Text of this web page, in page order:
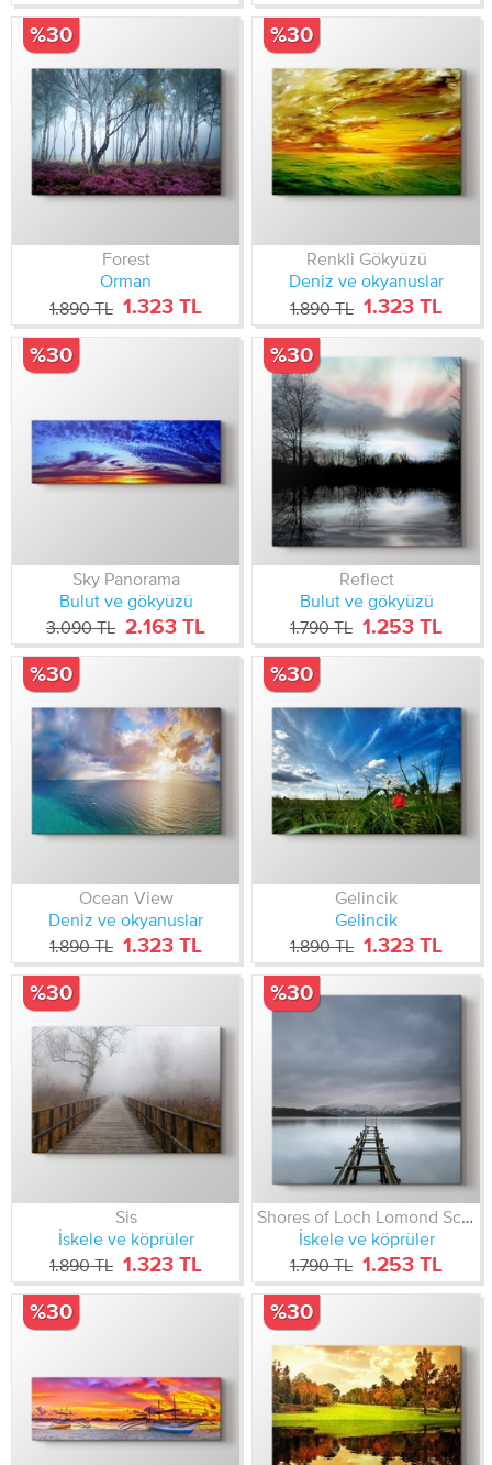
Forest
Orman
1.890 TL 1.323 TL
%30
Renkli Gökyüzü
Deniz ve okyanuslar
1.890 TL 1.323 TL
%30
Sky Panorama
Bulut ve gökyüzü
3.090 TL 2.163 TL
%30
Reflect
Bulut ve gökyüzü
1.790 TL 1.253 TL
%30
Ocean View
Deniz ve okyanuslar
1.890 TL 1.323 TL
%30
Gelincik
Gelincik
1.890 TL 1.323 TL
%30
Sis
İskele ve köprüler
1.890 TL 1.323 TL
%30
Shores of Loch Lomond Scotland
İskele ve köprüler
1.790 TL 1.253 TL
%30
%30 %30